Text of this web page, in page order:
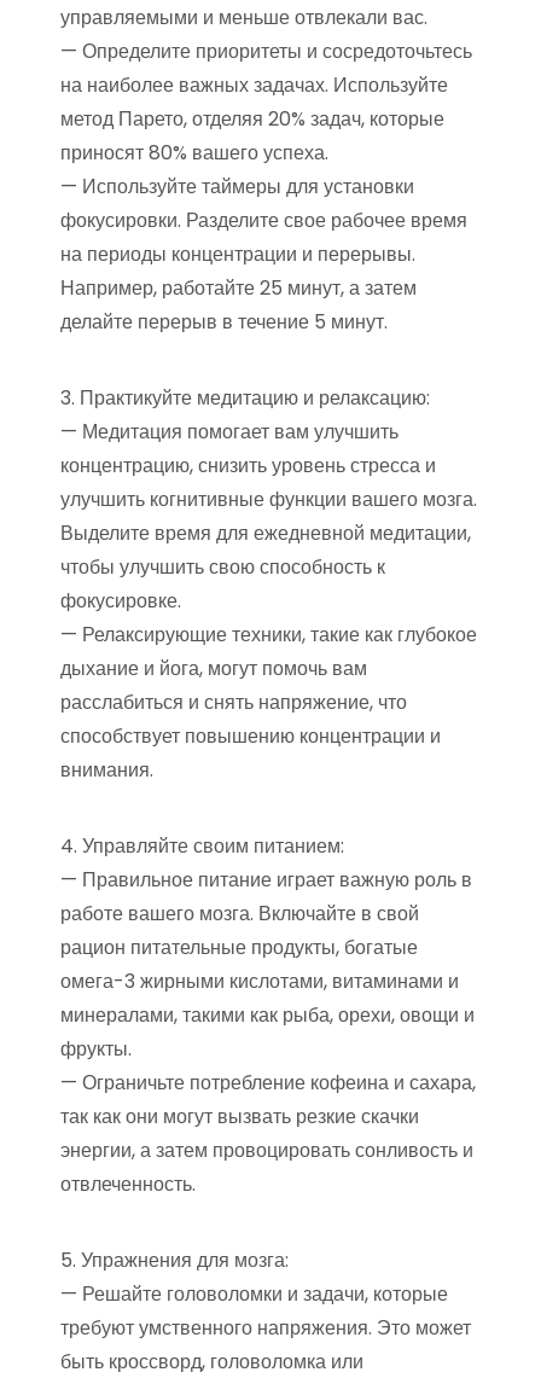
управляемыми и меньше отвлекали вас.
— Определите приоритеты и сосредоточьтесь
на наиболее важных задачах. Используйте
метод Парето, отделяя 20% задач, которые
приносят 80% вашего успеха.
— Используйте таймеры для установки
фокусировки. Разделите свое рабочее время
на периоды концентрации и перерывы.
Например, работайте 25 минут, а затем
делайте перерыв в течение 5 минут.
3. Практикуйте медитацию и релаксацию:
— Медитация помогает вам улучшить
концентрацию, снизить уровень стресса и
улучшить когнитивные функции вашего мозга.
Выделите время для ежедневной медитации,
чтобы улучшить свою способность к
фокусировке.
— Релаксирующие техники, такие как глубокое
дыхание и йога, могут помочь вам
расслабиться и снять напряжение, что
способствует повышению концентрации и
внимания.
4. Управляйте своим питанием:
— Правильное питание играет важную роль в
работе вашего мозга. Включайте в свой
рацион питательные продукты, богатые
омега-3 жирными кислотами, витаминами и
минералами, такими как рыба, орехи, овощи и
фрукты.
— Ограничьте потребление кофеина и сахара,
так как они могут вызвать резкие скачки
энергии, а затем провоцировать сонливость и
отвлеченность.
5. Упражнения для мозга:
— Решайте головоломки и задачи, которые
требуют умственного напряжения. Это может
быть кроссворд, головоломка или